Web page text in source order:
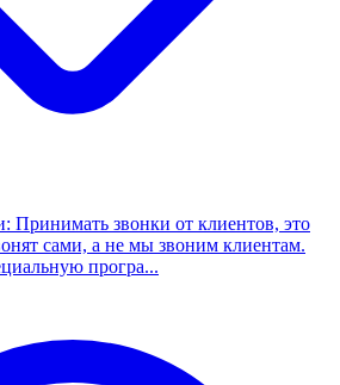
Принимать звонки от клиентов, это
сами, а не мы звоним клиентам.
програ...